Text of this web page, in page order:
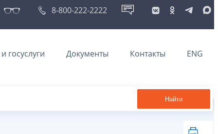
8-800-222-2222
госуслуги Документы Контакты ENG
Найти